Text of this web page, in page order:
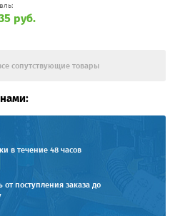
руб.
сопутствующие товары
в течение 48 часов
от поступления заказа до